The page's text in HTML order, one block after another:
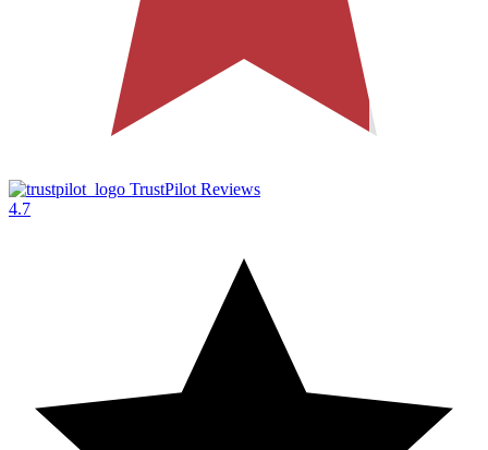
TrustPilot Reviews
4.7